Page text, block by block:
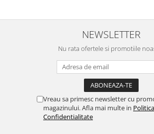
NEWSLETTER
Nu rata ofertele si promotiile
Vreau sa primesc newsletter cu
magazinului. Afla mai multe in
Confidentialitate